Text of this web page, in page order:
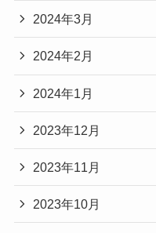
2024年3月
2024年2月
2024年1月
2023年12月
2023年11月
2023年10月